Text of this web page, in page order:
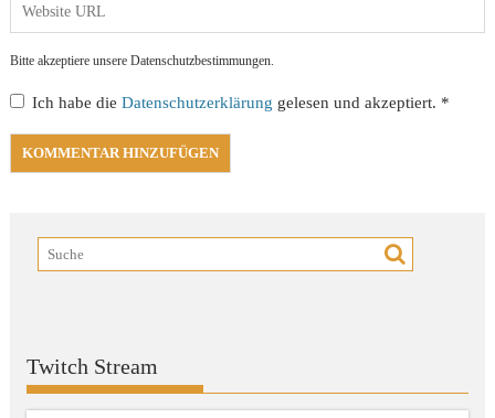
Bitte akzeptiere unsere Datenschutzbestimmungen.
Ich habe dieDatenschutzerklärung gelesen und akzeptiert. *
Twitch Stream